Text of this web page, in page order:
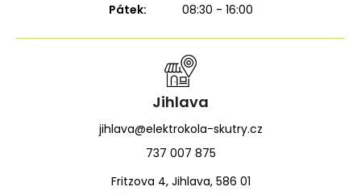
Pátek:
08:30 - 16:00
Jihlava
jihlava@elektrokola-skutry.cz
737 007 875
Fritzova 4, Jihlava, 586 01